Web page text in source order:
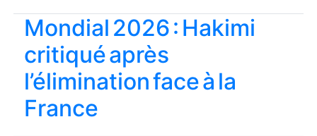
Mondial 2026 : Hakimi
critiqué après
l’élimination face à la
France